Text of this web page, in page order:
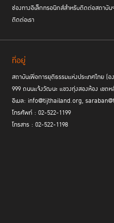
ช่องทางอิเล็กทรอนิกส์สำหรับติดต่อสถาบัน
ติดต่อเรา
ที่อยู่
สถาบันเพื่อการยุติธรรมแห่งประเทศไทย (
999 ถนนแจ้งวัฒนะ แขวงทุ่งสองห้อง เขต
อีเมล: info@tijthailand.org,
โทรศัพท์ : 02-522-1199
โทรสาร : 02-522-1198